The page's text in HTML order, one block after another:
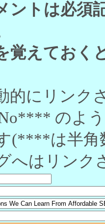
ントは必須
覚えておく
的にリンク
のよ
(****は半角
へはリンク